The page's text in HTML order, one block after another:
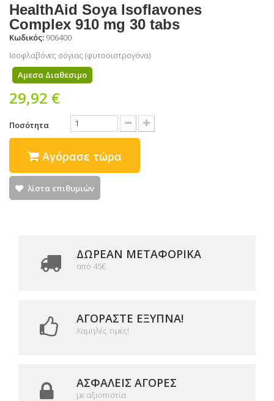
HealthAid Soya Isoflavones
Complex 910 mg 30 tabs
Κωδικός: 906400
Iσοφλαβόνες σόγιας (φυτοοιστρογόνα)
Αμεσα Διαθεσιμο
29,92 €
Ποσότητα
Αγόρασε τώρα
λίστα επιθυμιών
ΔΩΡΕΑΝ ΜΕΤΑΦΟΡΙΚΆ
από 45€
ΑΓΟΡΆΣΤΕ ΈΞΥΠΝΑ!
Χαμηλές τιμές!
ΑΣΦΑΛΕΊΣ ΑΓΟΡΈΣ
με αξιοπιστία